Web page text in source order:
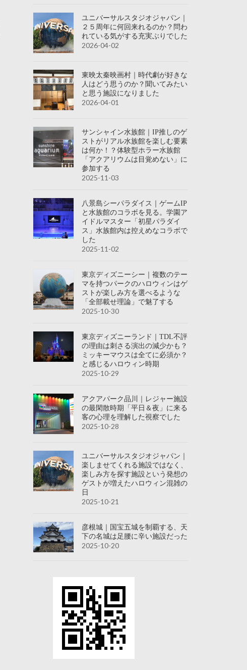
ユニバーサルスタジオジャパン｜
２５周年に何回来れるのか？問わ
れている気がする充実ぶりでした
2026-04-02
東映太秦映画村｜時代劇が好きな
人はどう思うのか？聞いてみたい
と思う施設になりました
2026-04-01
サンシャイン水族館｜IP推しのゲ
ストがリアル水族館を楽しむ要素
は何か！？体験型ホラー水族館
「アクアリウムは目覚めない」に
参加する
2025-11-03
八景島シーパラダイス｜ゲームIP
と水族館のコラボを見る。学園ア
イドルマスター「初星パラダイ
ス」水族館内は控えめなコラボで
した
2025-11-02
東京ディズニーシー｜複数のテー
マを持つパークのハロウィンはゲ
ストが楽しみ方を選べるような
「全部載せ理論」で魅了する
2025-10-30
東京ディズニーランド｜TDL不評
の理由は刺さる演出の減少かも？
ミッキーマウスは全てに必須か？
と感じるハロウィン時期
2025-10-29
アクアパーク品川｜レジャー施設
の最閑散時期「平日＆夜」に来る
客の心理を理解した視察でした
2025-10-28
ユニバーサルスタジオジャパン｜
楽しませてくれる施設ではなく、
楽しみ方を探す施設という発想の
ゲストが増えたハロウィン混雑の
日
2025-10-21
彦根城｜国宝五城を制覇する、天
下の名城は足腰に辛い施設だった
2025-10-20